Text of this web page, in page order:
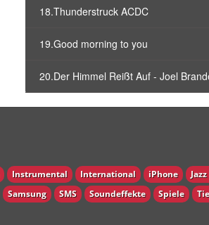
18.Thunderstruck ACDC
19.Good morning to you
20.Der Himmel Reißt Auf - Joel
Instrumental International iPhone
Samsung SMS Soundeffekte Spiele